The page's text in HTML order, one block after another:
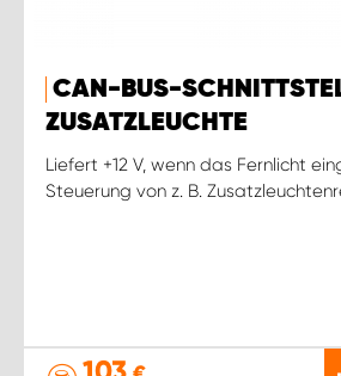
CAN-BUS-
ZUSATZLEUCHTE
Liefert +12 V, wenn das Fernlicht
Steuerung von z. B.